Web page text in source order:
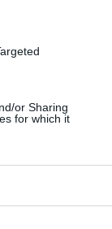
or Sharing
for which it